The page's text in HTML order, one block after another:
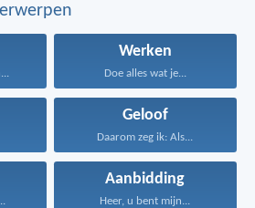
Werken
Doe alles wat je...
Geloof
Daarom zeg ik: Als...
Aanbidding
Heer, u bent mijn...